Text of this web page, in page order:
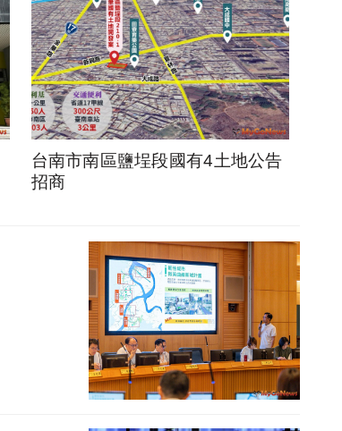
台南市南區鹽埕段國有4土地公告
招商